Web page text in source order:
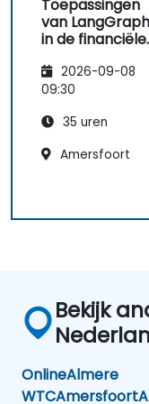
Toepassingen
van LangGraph
in de financiële
2026-09-08
09:30
35 uren
Amersfoort
Bekijk
OnlineAlmere
WTCAmersfoort